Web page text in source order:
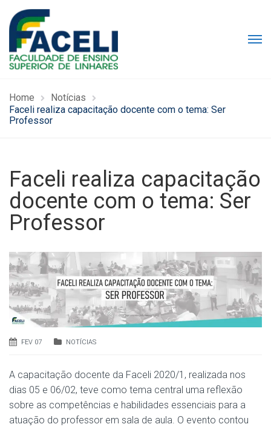
Home
Notícias
Faceli realiza capacitação docente com o tema: Ser
Professor
Faceli realiza capacitação
docente com o tema: Ser
Professor
FEV 07 NOTÍCIAS
A capacitação docente da Faceli 2020/1, realizada nos
dias 05 e 06/02, teve como tema central uma reflexão
sobre as competências e habilidades essenciais para a
atuação do professor em sala de aula. O evento contou